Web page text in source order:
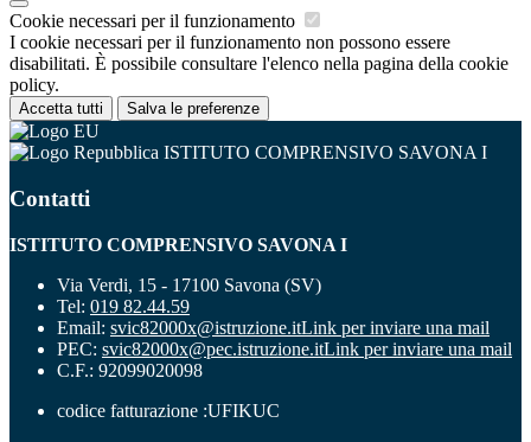
Cookie necessari per il funzionamento
I cookie necessari per il funzionamento non possono essere
disabilitati. È possibile consultare l'elenco nella pagina della cookie
policy.
Accetta tutti Salva le preferenze
ISTITUTO COMPRENSIVO SAVONA I
Contatti
ISTITUTO COMPRENSIVO SAVONA I
Via Verdi, 15 - 17100 Savona (SV)
Tel: 019 82.44.59
Email: svic82000x@istruzione.itLink per inviare una mail
PEC: svic82000x@pec.istruzione.itLink per inviare una mail
C.F.: 92099020098
codice fatturazione :UFIKUC